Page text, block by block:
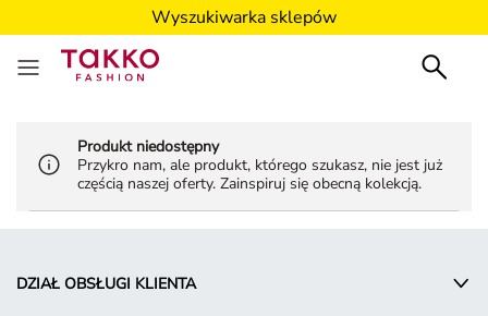
Wyszukiwarka sklepów
Produkt niedostępny
Przykro nam, ale produkt, którego szukasz, nie jest już
częścią naszej oferty. Zainspiruj się obecną kolekcją.
DZIAŁ OBSŁUGI KLIENTA